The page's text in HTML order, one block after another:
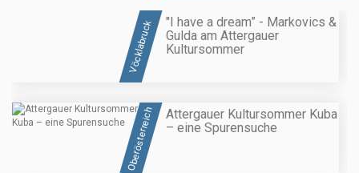
Vöcklabruck
"I have a dream” - Markovics &
Gulda am Attergauer
Kultursommer
Oberösterreich
Attergauer Kultursommer Kuba
– eine Spurensuche